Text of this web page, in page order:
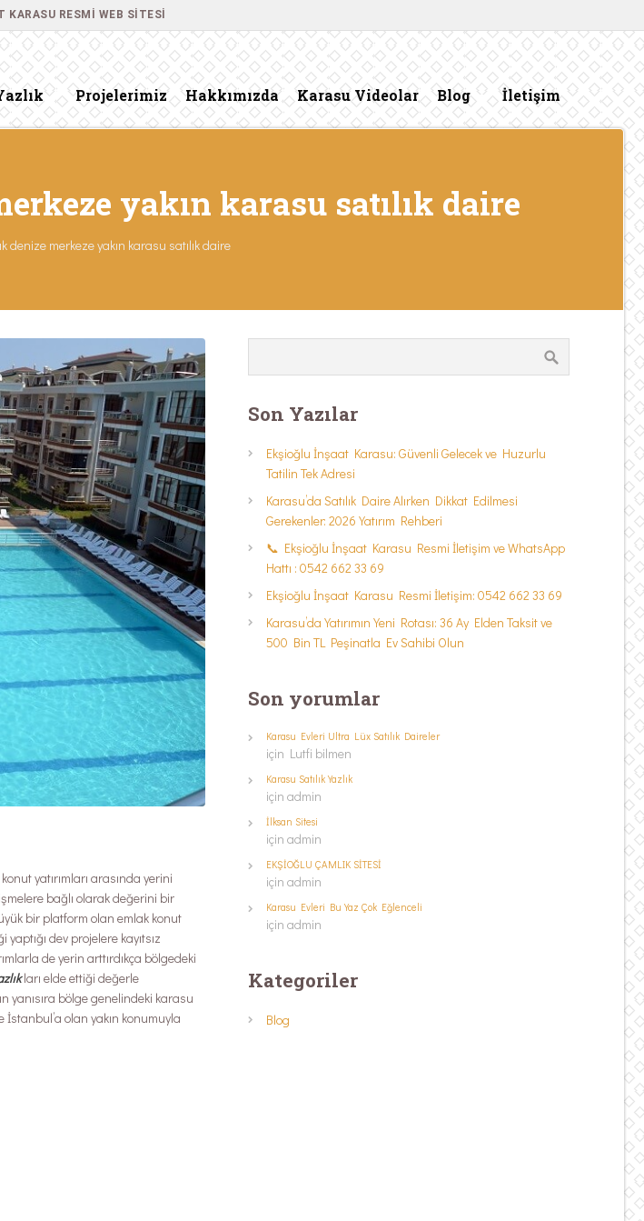
KARASU RESMI WEB SITESI
Projelerimiz Hakkımızda Karasu Videolar Blog İletişim
yakın karasu satılık daire
denize merkeze yakın karasu satılık daire
yatırımları arasında yerini
bağlı olarak değerini bir
bir platform olan emlak konut
dev projelere kayıtsız
de yerin arttırdıkça bölgedeki
ları elde ettiği değerle
yanısıra bölge genelindeki karasu
İstanbul’a olan yakın konumuyla
Son Yazılar
Ekşioğlu İnşaat Karasu: Güvenli Gelecek ve Huzurlu
Tatilin Tek Adresi
Karasu’da Satılık Daire Alırken Dikkat Edilmesi
Gerekenler: 2026 Yatırım Rehberi
📞 Ekşioğlu İnşaat Karasu Resmi İletişim ve WhatsApp
Hattı : 0542 662 33 69
Ekşioğlu İnşaat Karasu Resmi İletişim: 0542 662 33 69
Karasu’da Yatırımın Yeni Rotası: 36 Ay Elden Taksit ve
500 Bin TL Peşinatla Ev Sahibi Olun
Son yorumlar
Karasu Evleri Ultra Lüx Satılık Daireler
için Lutfi bilmen
Karasu Satılık Yazlık
için admin
İlksan Sitesi
için admin
EKŞİOĞLU ÇAMLIK SİTESİ
için admin
Karasu Evleri Bu Yaz Çok Eğlenceli
için admin
Kategoriler
Blog